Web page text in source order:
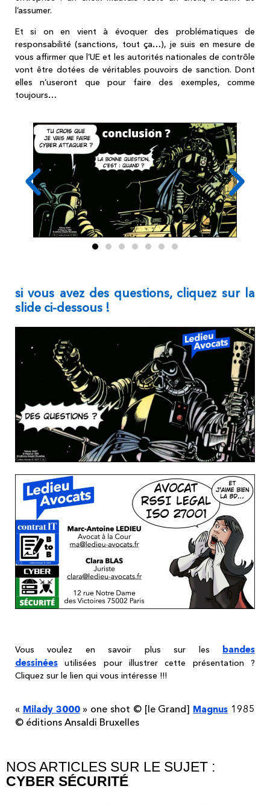
l’assumer.
Et si on en vient à évoquer des problématiques de
responsabilité (sanctions, tout ça…), je suis en mesure de
vous affirmer que l’UE et les autorités nationales de contrôle
vont être dotées de véritables pouvoirs de sanction. Dont
elles n’useront que pour faire des exemples, comme
toujours…
si vous avez des questions, cliquez sur la
slide ci-dessous !
Vous voulez en savoir plus sur les bandes
dessinées utilisées pour illustrer cette présentation ?
Cliquez sur le lien qui vous intéresse !!!
« Milady 3000» one shot © [le Grand] Magnus 1985
© éditions Ansaldi Bruxelles
NOS ARTICLES SUR LE SUJET :
CYBER SÉCURITÉ